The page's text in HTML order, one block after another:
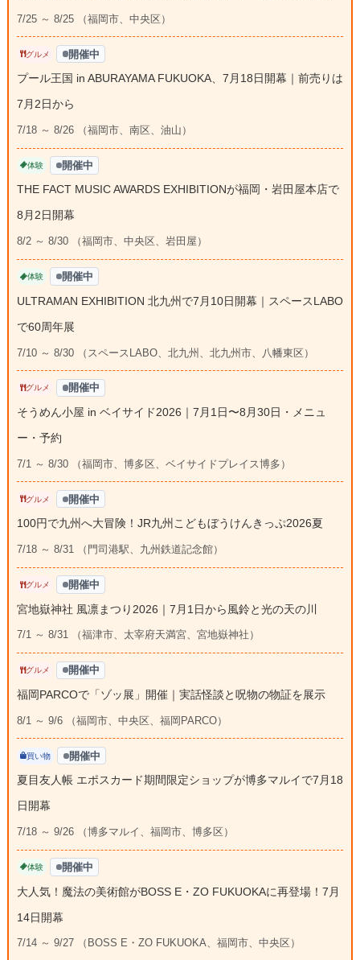
7/25 ～ 8/25 （福岡市、中央区）
グルメ 開催中
プール王国 in ABURAYAMA FUKUOKA、7月18日開幕｜前売りは
7月2日から
7/18 ～ 8/26 （福岡市、南区、油山）
体験 開催中
THE FACT MUSIC AWARDS EXHIBITIONが福岡・岩田屋本店で
8月2日開幕
8/2 ～ 8/30 （福岡市、中央区、岩田屋）
体験 開催中
ULTRAMAN EXHIBITION 北九州で7月10日開幕｜スペースLABO
で60周年展
7/10 ～ 8/30 （スペースLABO、北九州、北九州市、八幡東区）
グルメ 開催中
そうめん小屋 in ベイサイド2026｜7月1日〜8月30日・メニュ
ー・予約
7/1 ～ 8/30 （福岡市、博多区、ベイサイドプレイス博多）
グルメ 開催中
100円で九州へ大冒険！JR九州こどもぼうけんきっぷ2026夏
7/18 ～ 8/31 （門司港駅、九州鉄道記念館）
グルメ 開催中
宮地嶽神社 風凛まつり2026｜7月1日から風鈴と光の天の川
7/1 ～ 8/31 （福津市、太宰府天満宮、宮地嶽神社）
グルメ 開催中
福岡PARCOで「ゾッ展」開催｜実話怪談と呪物の物証を展示
8/1 ～ 9/6 （福岡市、中央区、福岡PARCO）
買い物 開催中
夏目友人帳 エポスカード期間限定ショップが博多マルイで7月18
日開幕
7/18 ～ 9/26 （博多マルイ、福岡市、博多区）
体験 開催中
大人気！魔法の美術館がBOSS E・ZO FUKUOKAに再登場！7月
14日開幕
7/14 ～ 9/27 （BOSS E・ZO FUKUOKA、福岡市、中央区）